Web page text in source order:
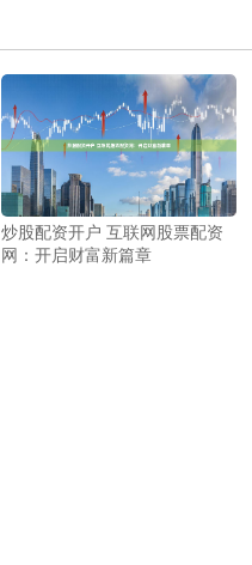
炒股配资开户 互联网股票配资
网：开启财富新篇章